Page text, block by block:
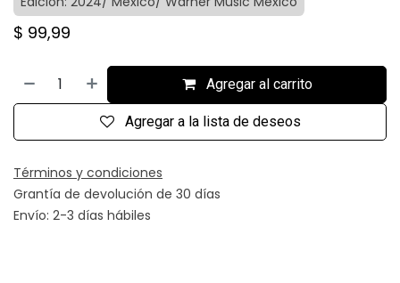
$ 99,99
Agregar al carrito
Agregar a la lista de deseos
Términos y condiciones
Grantía de devolución de 30 días
Envío: 2-3 días hábiles